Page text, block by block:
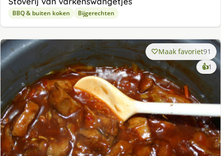
BBQ & buiten koken Bijgerechten
Maak favoriet91
👍1